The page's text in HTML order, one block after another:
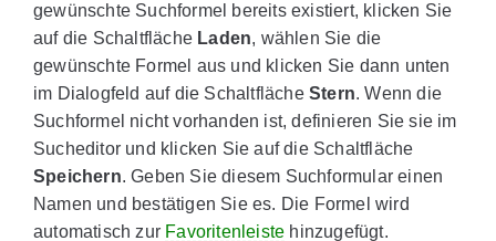
gewünschte Suchformel bereits existiert, klicken Sie
auf die Schaltfläche Laden, wählen Sie die
gewünschte Formel aus und klicken Sie dann unten
im Dialogfeld auf die Schaltfläche Stern. Wenn die
Suchformel nicht vorhanden ist, definieren Sie sie im
Sucheditor und klicken Sie auf die Schaltfläche
Speichern. Geben Sie diesem Suchformular einen
Namen und bestätigen Sie es. Die Formel wird
automatisch zur Favoritenleiste hinzugefügt.